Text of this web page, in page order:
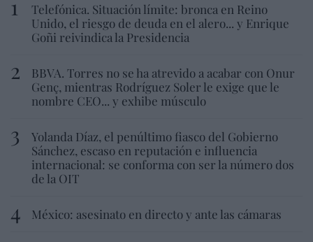
Telefónica. Situación límite: bronca en Reino
Unido, el riesgo de deuda en el alero... y Enrique
Goñi reivindica la Presidencia
BBVA. Torres no se ha atrevido a acabar con Onur
Genç, mientras Rodríguez Soler le exige que le
nombre CEO... y exhibe músculo
Yolanda Díaz, el penúltimo fiasco del Gobierno
Sánchez, escaso en reputación e influencia
internacional: se conforma con ser la número dos
de la OIT
México: asesinato en directo y ante las cámaras